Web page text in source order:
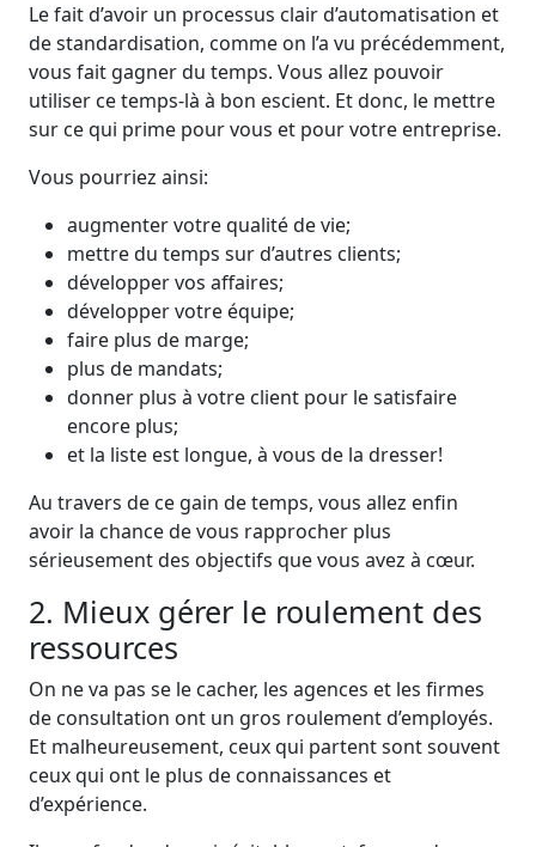
Le fait d’avoir un processus clair d’automatisation et
de standardisation, comme on l’a vu précédemment,
vous fait gagner du temps. Vous allez pouvoir
utiliser ce temps-là à bon escient. Et donc, le mettre
sur ce qui prime pour vous et pour votre entreprise.
Vous pourriez ainsi:
augmenter votre qualité de vie;
mettre du temps sur d’autres clients;
développer vos affaires;
développer votre équipe;
faire plus de marge;
plus de mandats;
donner plus à votre client pour le satisfaire
encore plus;
et la liste est longue, à vous de la dresser!
Au travers de ce gain de temps, vous allez enfin
avoir la chance de vous rapprocher plus
sérieusement des objectifs que vous avez à cœur.
2. Mieux gérer le roulement des
ressources
On ne va pas se le cacher, les agences et les firmes
de consultation ont un gros roulement d’employés.
Et malheureusement, ceux qui partent sont souvent
ceux qui ont le plus de connaissances et
d’expérience.